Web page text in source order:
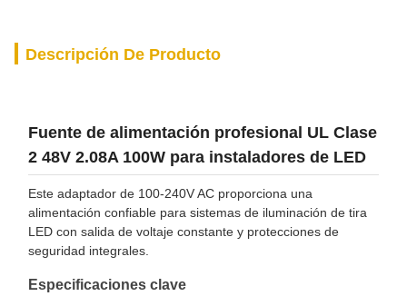
Descripción De Producto
Fuente de alimentación profesional UL Clase
2 48V 2.08A 100W para instaladores de LED
Este adaptador de 100-240V AC proporciona una
alimentación confiable para sistemas de iluminación de tira
LED con salida de voltaje constante y protecciones de
seguridad integrales.
Especificaciones clave